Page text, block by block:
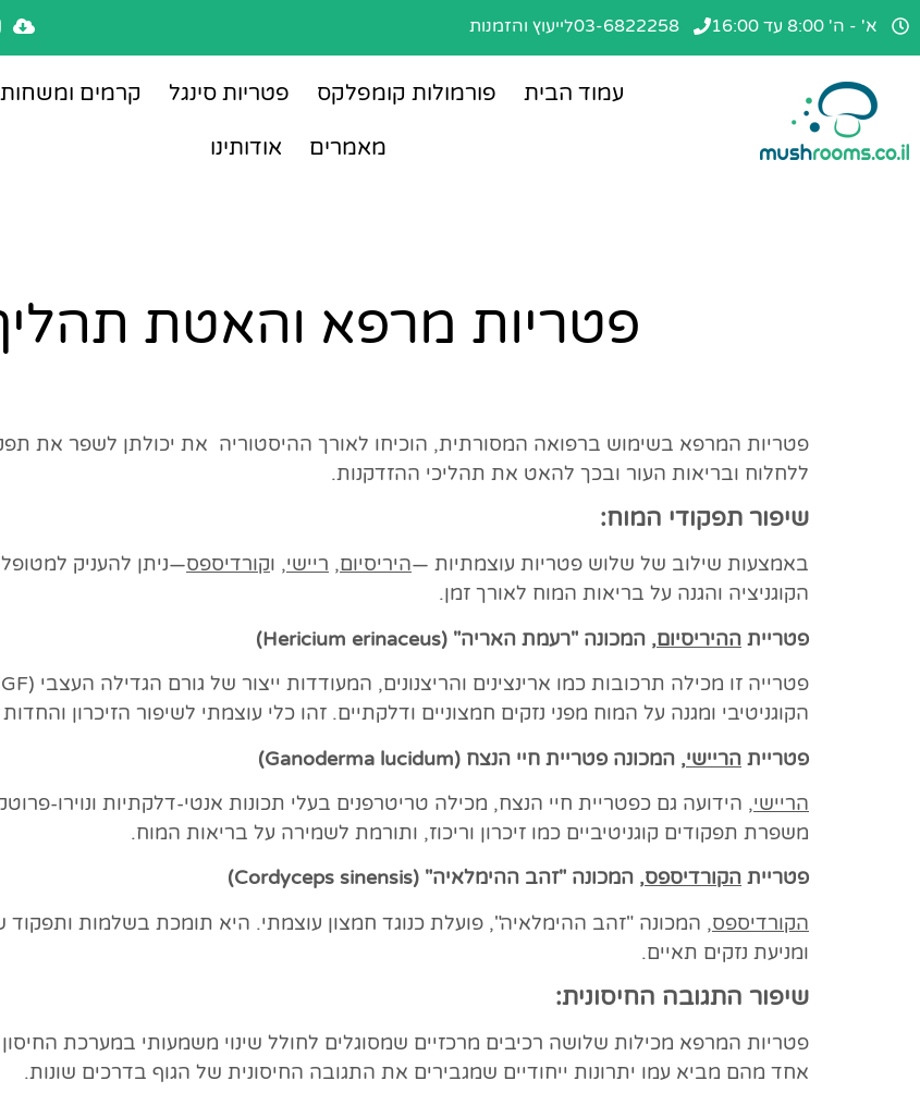
א' - ה' 8:00 עד 16:00 03-6822258לייעוץ והזמנות
עמוד הבית פורמולות קומפלקס פטריות סינגל קרמים ומשחות
מאמרים אודותינו
פטריות מרפא והאטת
פטריות המרפא בשימוש ברפואה המסורתית, הוכיחו לאורך ההיסטוריה את יכולתן לשפר את
ללחלוח ובריאות העור ובכך להאט את תהליכי ההזדקנות.
שיפור תפקודי המוח:
באמצעות שילוב של שלוש פטריות עוצמתיות —היריסיום, ריישי, וקורדיספס—ניתן להעניק
הקוגניציה והגנה על בריאות המוח לאורך זמן.
פטריית ההיריסיום, המכונה "רעמת האריה" (Hericium erinaceus
)
הקוגניטיבי ומגנה על המוח מפני נזקים חמצוניים ודלקתיים. זהו כלי עוצמתי לשיפור הזיכרון
פטריית הריישי, המכונה פטריית חיי הנצח (
Ganoderma lucidum
)
הריישי, הידועה גם כפטריית חיי הנצח, מכילה טריטרפנים בעלי תכונות אנטי-דלקתיות ונוירו-
משפרת תפקודים קוגניטיביים כמו זיכרון וריכוז, ותורמת לשמירה על בריאות המוח.
פטריית הקורדיספס, המכונה "זהב ההימלאיה" (Cordyceps sinensis
)
הקורדיספס, המכונה "זהב ההימלאיה", פועלת כנוגד חמצון עוצמתי. היא תומכת בשלמות ותפקוד
ומניעת נזקים תאיים.
שיפור התגובה החיסונית:
פטריות המרפא מכילות שלושה רכיבים מרכזיים שמסוגלים לחולל שינוי משמעותי במערכת
אחד מהם מביא עמו יתרונות ייחודיים שמגבירים את התגובה החיסונית של הגוף בדרכים שונות.